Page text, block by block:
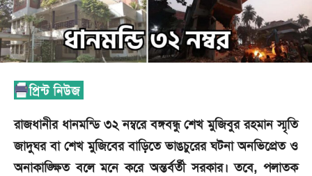
রাজধানীর ধানমন্ডি ৩২ নম্বরে বঙ্গবন্ধু শেখ মুজিবুর রহমান স্মৃতি
জাদুঘর বা শেখ মুজিবের বাড়িতে ভাঙচুরের ঘটনা অনভিপ্রেত ও
অনাকাঙ্ক্ষিত বলে মনে করে অন্তর্বর্তী সরকার। তবে, পলাতক